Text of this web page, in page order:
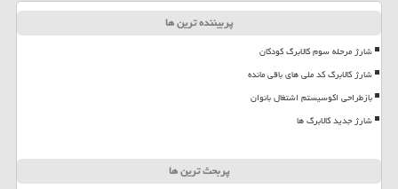
پربیننده ترین ها
شارژ مرحله سوم کالابرگ کودکان
شارژ کالابرگ کد ملی های باقی مانده
بازطراحی اکوسیستم اشتغال بانوان
شارژ جدید کالابرگ ها
پربحث ترین ها